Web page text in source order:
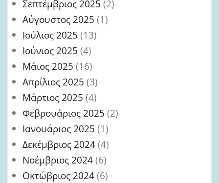
Σεπτέμβριος 2025 (2)
Αύγουστος 2025 (1)
Ιούλιος 2025 (13)
Ιούνιος 2025 (4)
Μάιος 2025 (16)
Απρίλιος 2025 (3)
Μάρτιος 2025 (4)
Φεβρουάριος 2025 (2)
Ιανουάριος 2025 (1)
Δεκέμβριος 2024(4)
Νοέμβριος 2024(6)
Οκτώβριος 2024(6)